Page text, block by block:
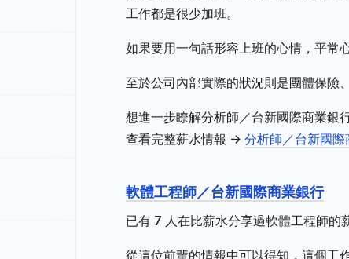
工作都是很少加班。
如果要用一句話形容上班的心情，平常
至於公司內部實際的狀況則是團體保險
想進一步瞭解分析師／台新國際商業銀
查看完整薪水情報 -> 分析師／台新國際
軟體工程師／台新國際商業銀行
已有 7 人在比薪水分享過軟體工程師的
從這位前輩的情報中可以得知，這個工